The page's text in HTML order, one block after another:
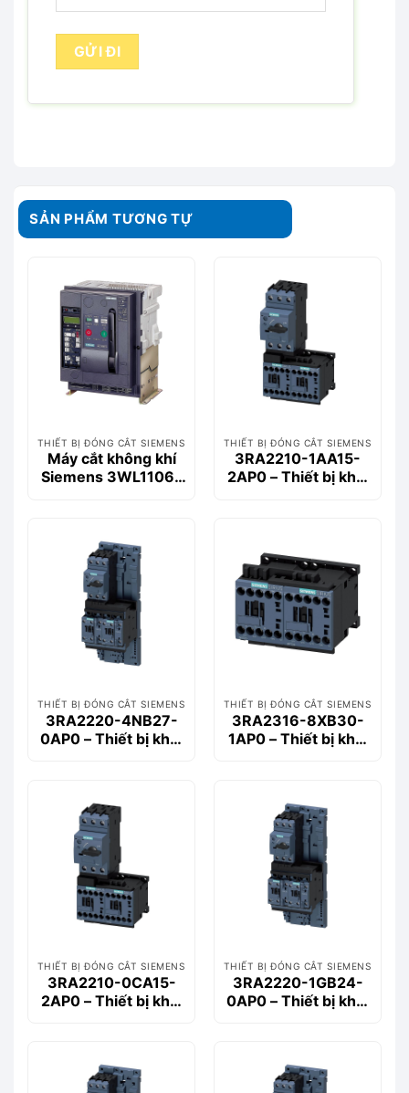
SẢN PHẨM TƯƠNG TỰ
THIẾT BỊ ĐÓNG CẮT SIEMENS
Máy cắt không khí
Siemens 3WL1106-
THIẾT BỊ ĐÓNG CẮT SIEMENS
3RA2210-1AA15-
2AP0 – Thiết bị khởi
THIẾT BỊ ĐÓNG CẮT SIEMENS
3RA2220-4NB27-
0AP0 – Thiết bị khởi
THIẾT BỊ ĐÓNG CẮT SIEMENS
3RA2316-8XB30-
1AP0 – Thiết bị khởi
THIẾT BỊ ĐÓNG CẮT SIEMENS
3RA2210-0CA15-
2AP0 – Thiết bị khởi
THIẾT BỊ ĐÓNG CẮT SIEMENS
3RA2220-1GB24-
0AP0 – Thiết bị khởi